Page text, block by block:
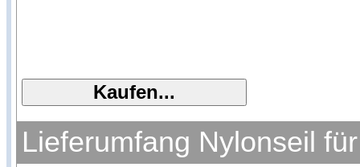
Lieferumfang Nylonseil